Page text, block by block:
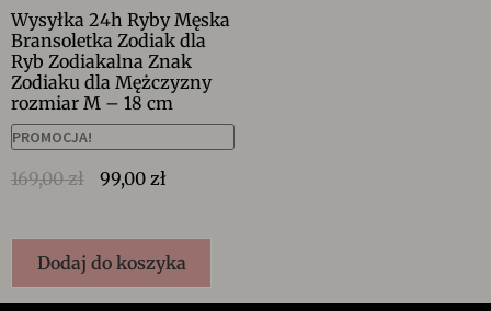
Wysyłka 24h Ryby Męska
Bransoletka Zodiak dla
Ryb Zodiakalna Znak
Zodiaku dla Mężczyzny
rozmiar M – 18 cm
PROMOCJA!
169,00zł 99,00 zł
Dodaj do koszyka